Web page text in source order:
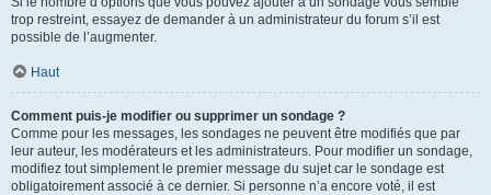
trop restreint, essayez de demander à un administrateur du forum s’il est
possible de l’augmenter.
Haut
Comment puis-je modifier ou supprimer un sondage ?
Comme pour les messages, les sondages ne peuvent être modifiés que par
leur auteur, les modérateurs et les administrateurs. Pour modifier un sondage,
modifiez tout simplement le premier message du sujet car le sondage est
obligatoirement associé à ce dernier. Si personne n’a encore voté, il est